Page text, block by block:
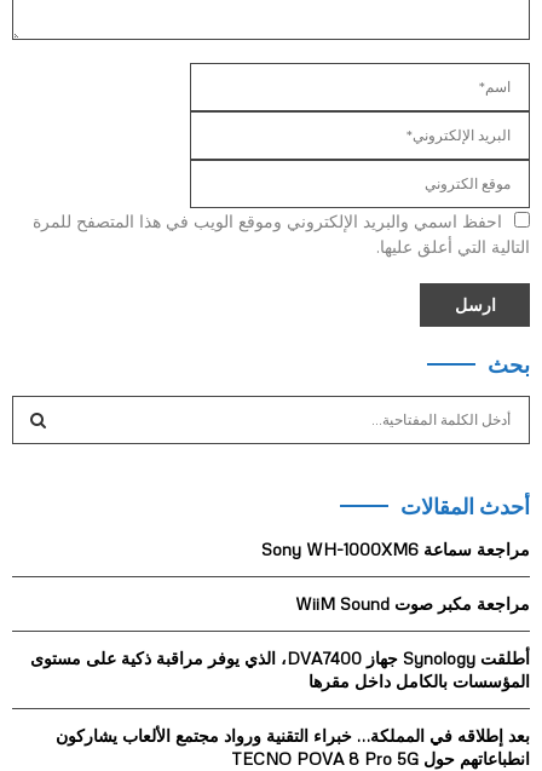
احفظ اسمي والبريد الإلكتروني وموقع الويب في هذا المتصفح للمرة
التالية التي أعلق عليها.
بحث
c
f
r
:
C
H
أحدث المقالات
مراجعة سماعة Sony WH-1000XM6
مراجعة مكبر صوت WiiM Sound
أطلقت Synology جهاز DVA7400، الذي يوفر مراقبة ذكية على مستوى
المؤسسات بالكامل داخل مقرها
بعد إطلاقه في المملكة… خبراء التقنية ورواد مجتمع الألعاب يشاركون
انطباعاتهم حول TECNO POVA 8 Pro 5G